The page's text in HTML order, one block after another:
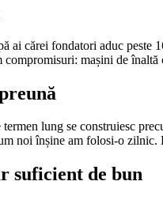
ai cărei fondatori aduc peste
mașini de
termen lung se construiesc
noi înșine am folosi-o
suficient de bun